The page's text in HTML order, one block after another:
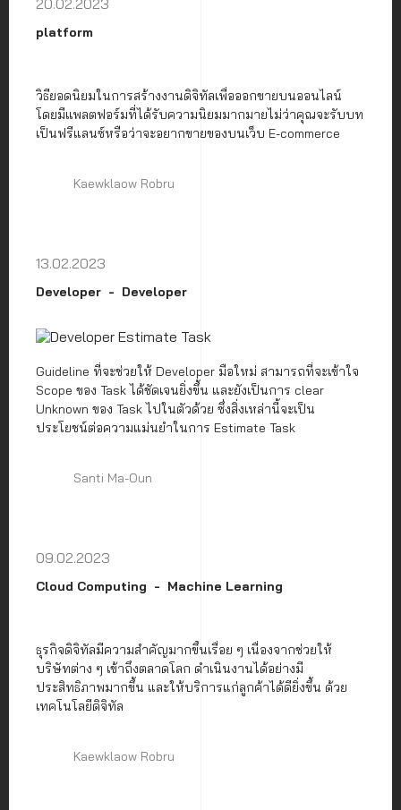
platform
วิธียอดนิยมในการสร้างงานดิจิทัลเพื่อออกขายบนออนไลน์
โดยมีแพลตฟอร์มที่ได้รับความนิยมมากมายไม่ว่าคุณจะรับบท
เป็นฟรีแลนซ์หรือว่าจะอยากขายของบนเว็บ E-commerce
Kaewklaow Robru
13.02.2023
Developer Developer
Guideline ที่จะช่วยให้ Developer มือใหม่ สามารถที่จะเข้าใจ
Scope ของ Task ได้ชัดเจนยิ่งขึ้น และยังเป็นการ clear
Unknown ของ Task ไปในตัวด้วย ซึ่งสิ่งเหล่านี้จะเป็น
ประโยชน์ต่อความแม่นยำในการ Estimate Task
Santi Ma-Oun
09.02.2023
Cloud Computing Machine Learning
ธุรกิจดิจิทัลมีความสำคัญมากขึ้นเรื่อย ๆ เนื่องจากช่วยให้
บริษัทต่าง ๆ เข้าถึงตลาดโลก ดำเนินงานได้อย่างมี
ประสิทธิภาพมากขึ้น และให้บริการแก่ลูกค้าได้ดียิ่งขึ้น ด้วย
เทคโนโลยีดิจิทัล
Kaewklaow Robru